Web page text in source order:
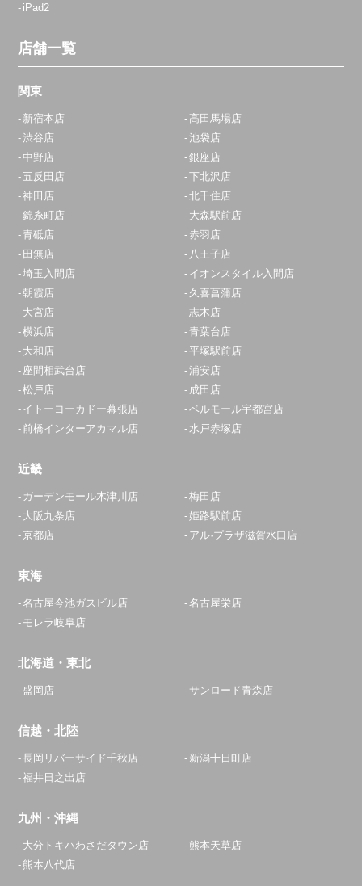
iPad2
店舗一覧
関東
新宿本店
高田馬場店
渋谷店
池袋店
中野店
銀座店
五反田店
下北沢店
神田店
北千住店
錦糸町店
大森駅前店
青砥店
赤羽店
田無店
八王子店
埼玉入間店
イオンスタイル入間店
朝霞店
久喜菖蒲店
大宮店
志木店
横浜店
青葉台店
大和店
平塚駅前店
座間相武台店
浦安店
松戸店
成田店
イトーヨーカドー幕張店
ベルモール宇都宮店
前橋インターアカマル店
水戸赤塚店
近畿
ガーデンモール木津川店
梅田店
大阪九条店
姫路駅前店
京都店
アル·プラザ滋賀水口店
東海
名古屋今池ガスビル店
名古屋栄店
モレラ岐阜店
北海道・東北
盛岡店 サンロード青森店
信越・北陸
長岡リバーサイド千秋店
新潟十日町店
福井日之出店
九州・沖縄
大分トキハわさだタウン店
熊本天草店
熊本八代店